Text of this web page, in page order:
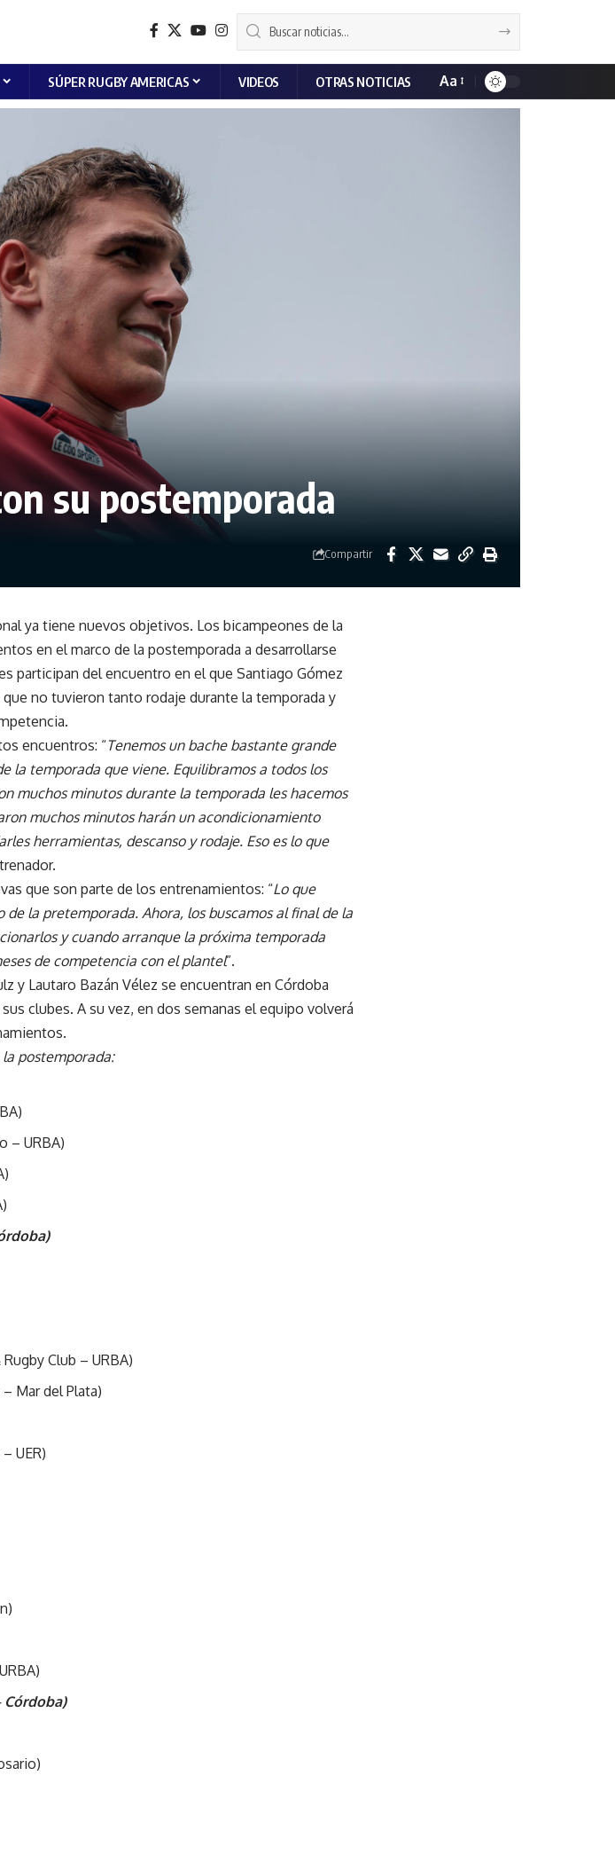
SÚPER RUGBY AMERICAS VIDEOS OTRAS NOTICIAS Aa
su postemporada
Compartir
ya tiene nuevos objetivos. Los bicampeones de la
en el marco de la postemporada a desarrollarse
participan del encuentro en el que Santiago Gómez
no tuvieron tanto rodaje durante la temporada y
encuentros: “Tenemos un bache bastante grande
la temporada que viene. Equilibramos a todos los
muchos minutos durante la temporada les hacemos
muchos minutos harán un acondicionamiento
herramientas, descanso y rodaje. Eso es lo que
que son parte de los entrenamientos: “Lo que
la pretemporada. Ahora, los buscamos al final de la
y cuando arranque la próxima temporada
de competencia con el plantel”.
y Lautaro Bazán Vélez se encuentran en Córdoba
clubes. A su vez, en dos semanas el equipo volverá
postemporada:
– URBA)
Club – URBA)
Mar del Plata)
UER)
Córdoba)